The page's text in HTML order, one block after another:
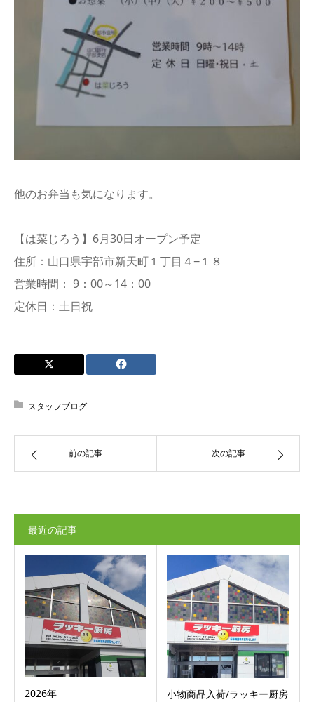
他のお弁当も気になります。
【は菜じろう】6月30日オープン予定
住所：山口県宇部市新天町１丁目４−１８
営業時間： 9：00～14：00
定休日：土日祝
スタッフブログ
前の記事 次の記事
最近の記事
2026年 小物商品入荷/ラッキー厨房